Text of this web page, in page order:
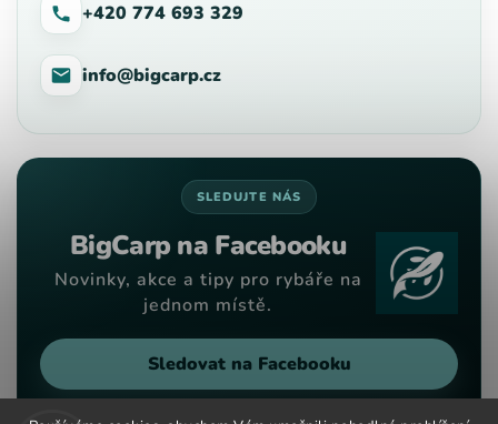
+420 774 693 329
info@bigcarp.cz
SLEDUJTE NÁS
BigCarp na Facebooku
Novinky, akce a tipy pro rybáře na
jednom místě.
Sledovat na Facebooku